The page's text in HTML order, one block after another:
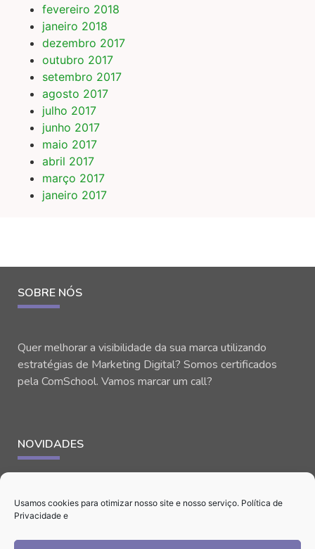
Usamos cookies para otimizar nosso site e nosso serviço. Política de
Privacidade e
fevereiro 2018
janeiro 2018
dezembro 2017
outubro 2017
setembro 2017
agosto 2017
julho 2017
junho 2017
maio 2017
abril 2017
março 2017
janeiro 2017
SOBRE NÓS
Quer melhorar a visibilidade da sua marca utilizando
estratégias de Marketing Digital? Somos certificados
pela ComSchool. Vamos marcar um call?
NOVIDADES